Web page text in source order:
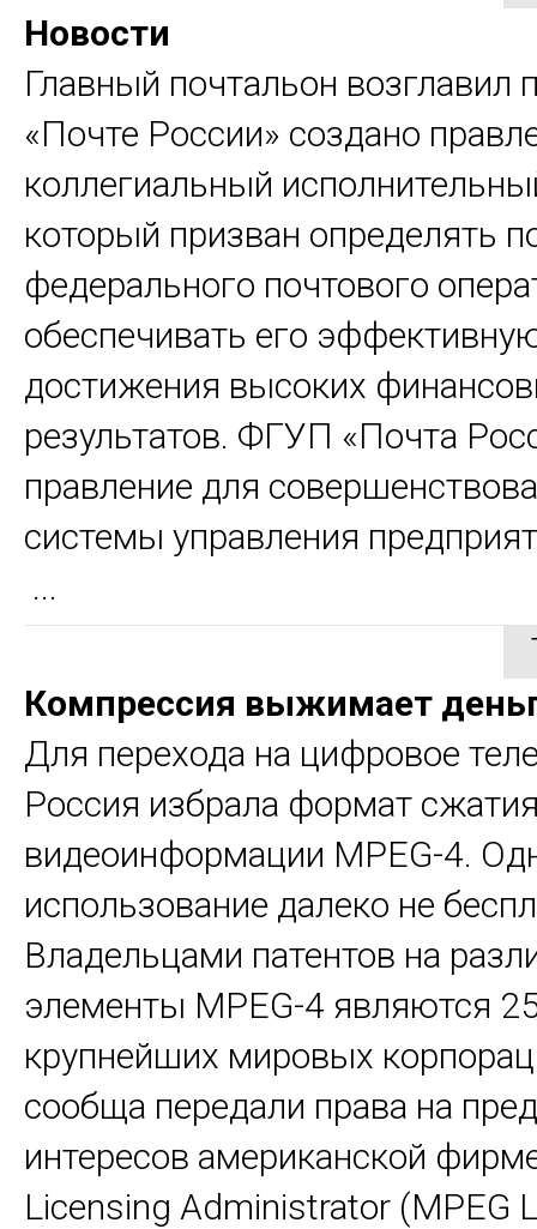
Новости
Главный почтальон возглавил
«Почте России» создано
коллегиальный
который призван определять
федерального почтового
обеспечивать его
достижения высоких
результатов. ФГУП «Почта
правление для
системы управления
...
Компрессия выжимает
Для перехода на цифровое
Россия избрала формат
видеоинформации MPEG-4.
использование далеко не
Владельцами патентов на
элементы MPEG-4 являются
крупнейших мировых
сообща передали права на
интересов американской
Licensing Administrator (MPEG